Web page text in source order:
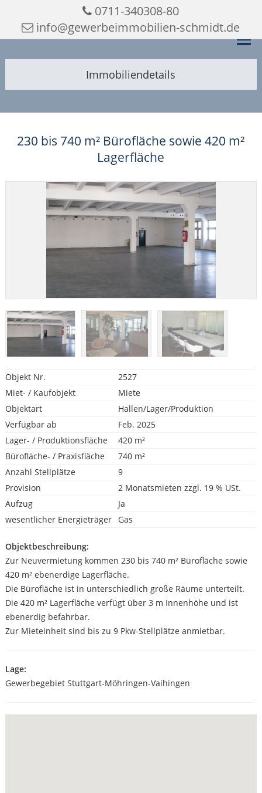
0711-340308-80
info@gewerbeimmobilien-schmidt.de
Immobiliendetails
230 bis 740 m² Bürofläche sowie 420 m²
Lagerfläche
Objekt Nr.
2527
Miet- / Kaufobjekt
Miete
Objektart
Hallen/Lager/Produktion
Verfügbar ab
Feb. 2025
Lager- / Produktionsfläche
420 m²
Bürofläche- / Praxisfläche
740 m²
Anzahl Stellplätze
9
Provision
2 Monatsmieten zzgl. 19 % USt.
Aufzug
Ja
wesentlicher Energieträger
Gas
Objektbeschreibung:
Zur Neuvermietung kommen 230 bis 740 m² Bürofläche sowie
420 m² ebenerdige Lagerfläche.
Die Bürofläche ist in unterschiedlich große Räume unterteilt.
Die 420 m² Lagerfläche verfügt über 3 m Innenhöhe und ist
ebenerdig befahrbar.
Zur Mieteinheit sind bis zu 9 Pkw-Stellplätze anmietbar.
Lage:
Gewerbegebiet Stuttgart-Möhringen-Vaihingen